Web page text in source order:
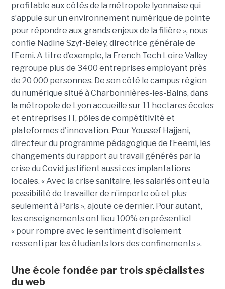
profitable aux côtés de la métropole lyonnaise qui
s’appuie sur un environnement numérique de pointe
pour répondre aux grands enjeux de la filière », nous
confie Nadine Szyf-Beley, directrice générale de
l’Eemi. A titre d’exemple, la French Tech Loire Valley
regroupe plus de 3400 entreprises employant près
de 20 000 personnes. De son côté le campus région
du numérique situé à Charbonnières-les-Bains, dans
la métropole de Lyon accueille sur 11 hectares écoles
et entreprises IT, pôles de compétitivité et
plateformes d'innovation. Pour Youssef Hajjani,
directeur du programme pédagogique de l’Eeemi, les
changements du rapport au travail générés par la
crise du Covid justifient aussi ces implantations
locales. « Avec la crise sanitaire, les salariés ont eu la
possibilité de travailler de n’importe où et plus
seulement à Paris », ajoute ce dernier. Pour autant,
les enseignements ont lieu 100% en présentiel
« pour rompre avec le sentiment d’isolement
ressenti par les étudiants lors des confinements ».
Une école fondée par trois spécialistes
du web